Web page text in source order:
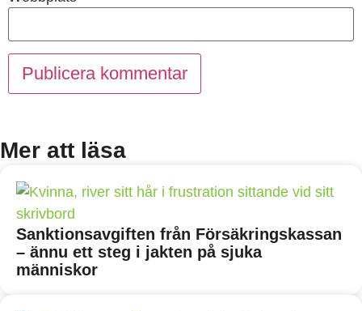
Mer att läsa
Sanktionsavgiften från Försäkringskassan
– ännu ett steg i jakten på sjuka
människor